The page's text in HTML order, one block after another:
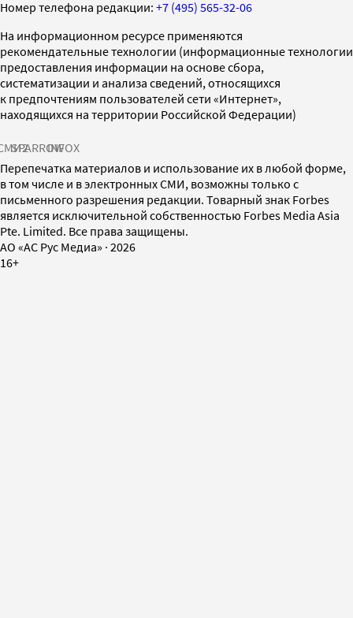
Номер телефона редакции: +7 (495) 565-32-06
На информационном ресурсе применяются
рекомендательные технологии (информационные технологии
предоставления информации на основе сбора,
систематизации и анализа сведений, относящихся
к предпочтениям пользователей сети «Интернет»,
находящихся на территории Российской Федерации)
SPARROWINFOX
Перепечатка материалов и использование их в любой форме,
в том числе и в электронных СМИ, возможны только с
письменного разрешения редакции. Товарный знак Forbes
является исключительной собственностью Forbes Media Asia
Pte. Limited. Все права защищены.
AO «АС Рус Медиа» · 2026
16+